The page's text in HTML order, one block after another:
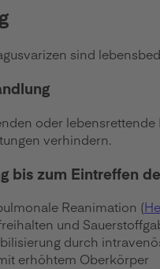
sind
oder
verhindern.
bis zum Eintreffen
Reanimation (
und
durch
erhöhtem Oberkörper